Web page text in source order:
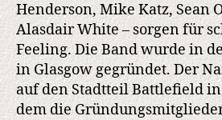
Henderson, Mike Katz, Sean
Alasdair White – sorgen für
Feeling. Die Band wurde in
in Glasgow gegründet. Der
auf den Stadtteil Battlefield in
dem die